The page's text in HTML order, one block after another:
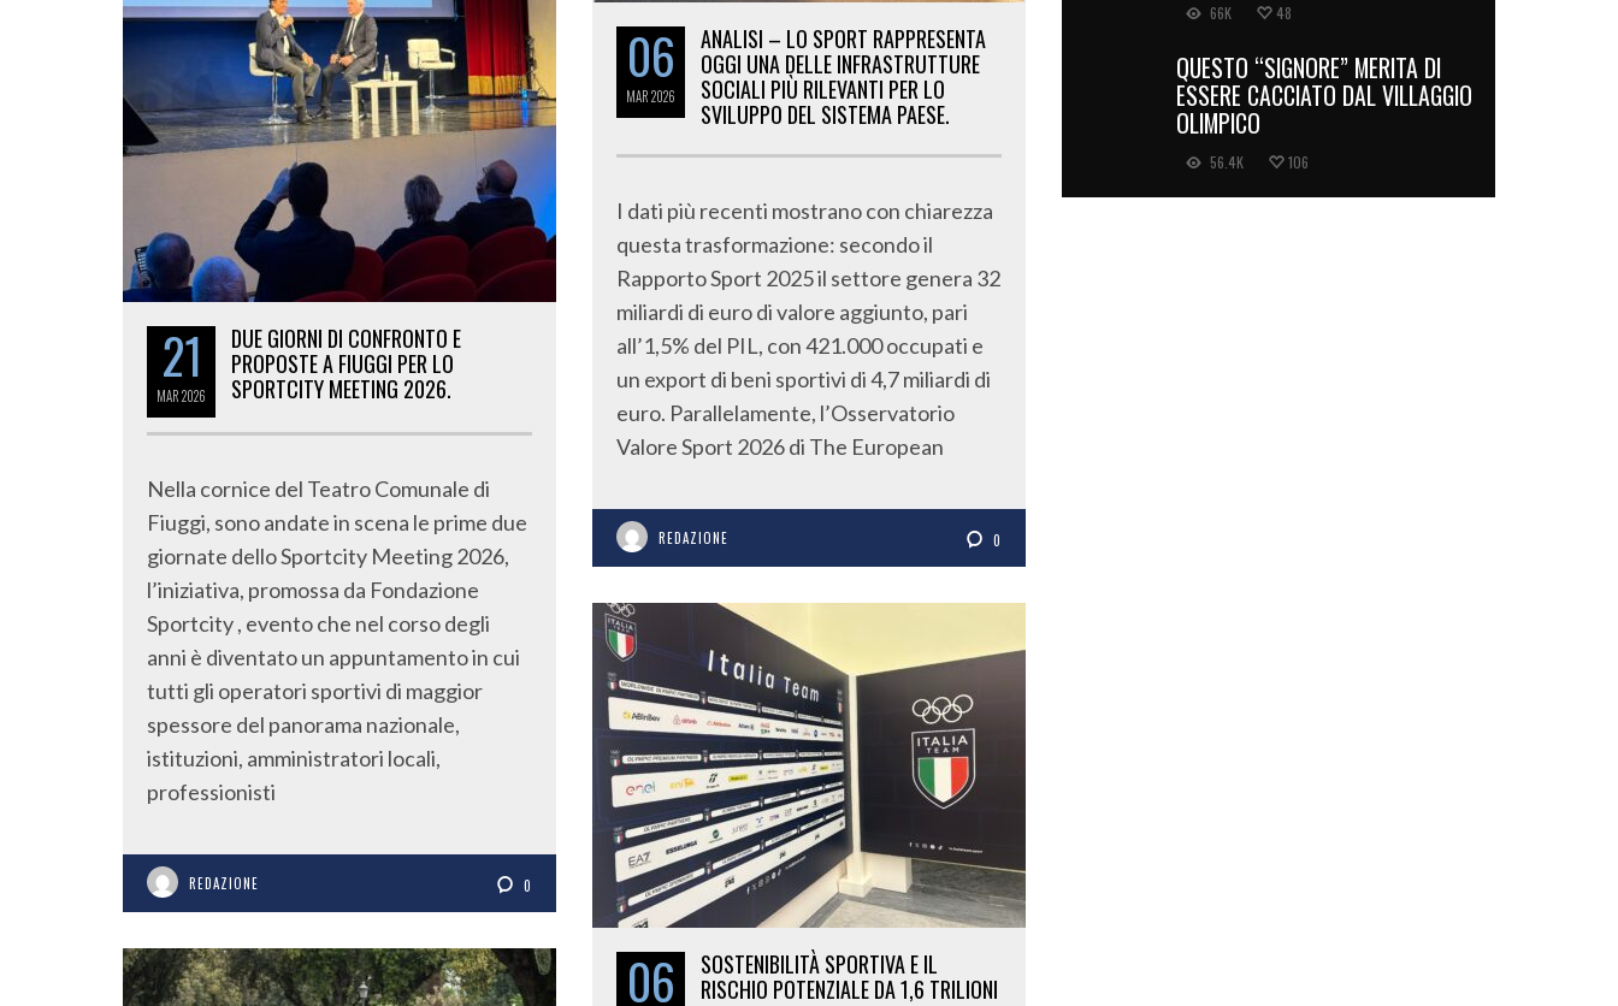
21
MAR2026
DUE GIORNI DI CONFRONTO E
PROPOSTE A FIUGGI PER LO
SPORTCITY MEETING 2026.
Nella cornice del Teatro Comunale di
Fiuggi, sono andate in scena le prime due
giornate dello Sportcity Meeting 2026,
l’iniziativa, promossa da Fondazione
Sportcity , evento che nel corso degli
anni è diventato un appuntamento in cui
tutti gli operatori sportivi di maggior
spessore del panorama nazionale,
istituzioni, amministratori locali,
professionisti
REDAZIONE 0
06
MAR2026
ANALISI – LO SPORT RAPPRESENTA
OGGI UNA DELLE INFRASTRUTTURE
SOCIALI PIÙ RILEVANTI PER LO
SVILUPPO DEL SISTEMA PAESE.
I dati più recenti mostrano con chiarezza
questa trasformazione: secondo il
Rapporto Sport 2025 il settore genera 32
miliardi di euro di valore aggiunto, pari
all’1,5% del PIL, con 421.000 occupati e
un export di beni sportivi di 4,7 miliardi di
euro. Parallelamente, l’Osservatorio
Valore Sport 2026 di The European
REDAZIONE 0
06
SOSTENIBILITÀ SPORTIVA E IL
RISCHIO POTENZIALE DA 1,6 TRILIONI
66K 48
QUESTO “SIGNORE” MERITA DI
ESSERE CACCIATO DAL VILLAGGIO
OLIMPICO
56.4K 106